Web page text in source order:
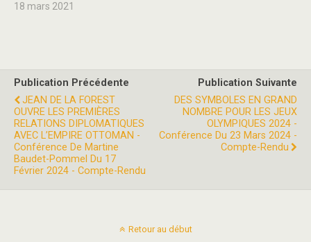
18 mars 2021
Publication Précédente
JEAN DE LA FOREST
OUVRE LES PREMIÈRES
RELATIONS DIPLOMATIQUES
AVEC L’EMPIRE OTTOMAN -
Conférence De Martine
Baudet-Pommel Du 17
Février 2024 - Compte-Rendu
Publication Suivante
DES SYMBOLES EN GRAND
NOMBRE POUR LES JEUX
OLYMPIQUES 2024 -
Conférence Du 23 Mars 2024 -
Compte-Rendu
Retour au début